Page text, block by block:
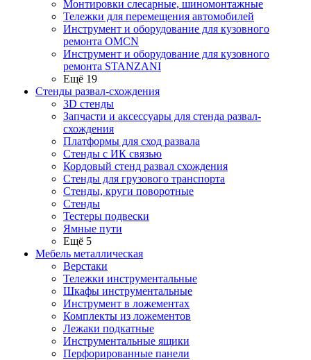
Монтировки слесарные, шиномонтажные
Тележки для перемещения автомобилей
Инструмент и оборудование для кузовного
ремонта OMCN
Инструмент и оборудование для кузовного
ремонта STANZANI
Ещё 19
Стенды развал-схождения
3D стенды
Запчасти и аксессуары для стенда развал-
схождения
Платформы для сход развала
Стенды с ИК связью
Кордовый стенд развал схождения
Стенды для грузового транспорта
Стенды, круги поворотные
Стенды
Тестеры подвески
Ямные пути
Ещё 5
Мебель металлическая
Верстаки
Тележки инструментальные
Шкафы инструментальные
Инструмент в ложементах
Комплекты из ложементов
Лежаки подкатные
Инструментальные ящики
Перфорированные панели